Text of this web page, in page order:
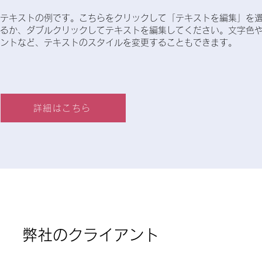
テキストの例です。こちらをクリックして「テキストを編集」を
るか、ダブルクリックしてテキストを編集してください。文字色
ントなど、テキストのスタイルを変更することもできます。
詳細はこちら
​弊社のクライアント